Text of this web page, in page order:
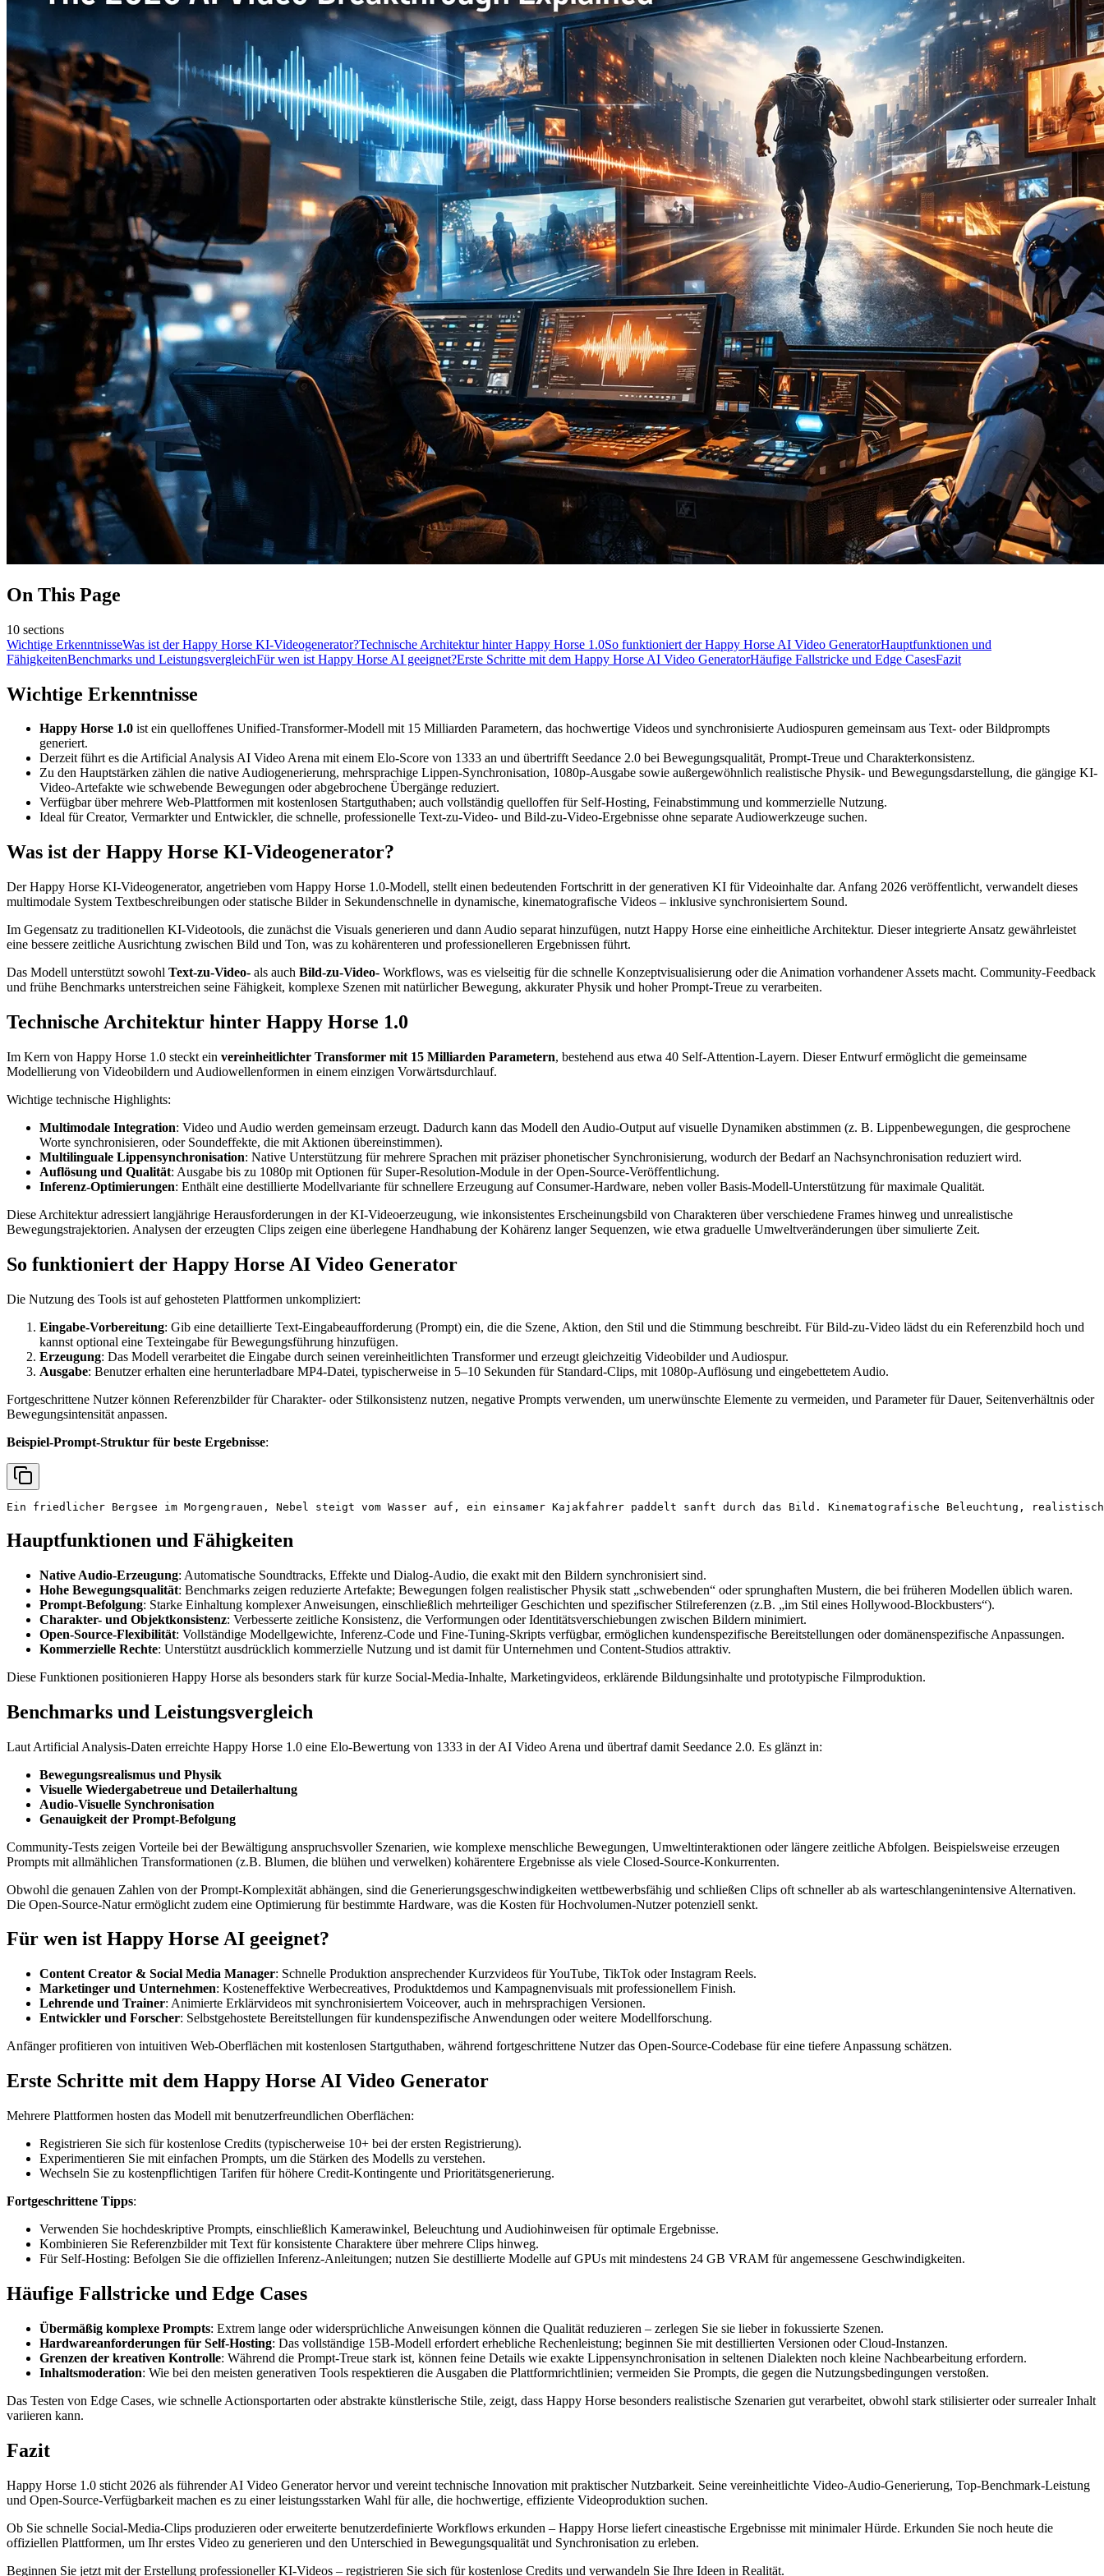
On This Page
10 sections
Wichtige ErkenntnisseWas ist der Happy Horse KI-Videogenerator?Technische Architektur hinter Happy Horse 1.0So funktioniert der Happy Horse AI Video GeneratorHauptfunktionen und
FähigkeitenBenchmarks und LeistungsvergleichFür wen ist Happy Horse AI geeignet?Erste Schritte mit dem Happy Horse AI Video GeneratorHäufige Fallstricke und Edge CasesFazit
Wichtige Erkenntnisse
Happy Horse 1.0 ist ein quelloffenes Unified-Transformer-Modell mit 15 Milliarden Parametern, das hochwertige Videos und synchronisierte Audiospuren gemeinsam aus Text- oder Bildprompts
generiert.
Derzeit führt es die Artificial Analysis AI Video Arena mit einem Elo-Score von 1333 an und übertrifft Seedance 2.0 bei Bewegungsqualität, Prompt-Treue und Charakterkonsistenz.
Zu den Hauptstärken zählen die native Audiogenerierung, mehrsprachige Lippen-Synchronisation, 1080p-Ausgabe sowie außergewöhnlich realistische Physik- und Bewegungsdarstellung, die gängige KI-
Video-Artefakte wie schwebende Bewegungen oder abgebrochene Übergänge reduziert.
Verfügbar über mehrere Web-Plattformen mit kostenlosen Startguthaben; auch vollständig quelloffen für Self-Hosting, Feinabstimmung und kommerzielle Nutzung.
Ideal für Creator, Vermarkter und Entwickler, die schnelle, professionelle Text-zu-Video- und Bild-zu-Video-Ergebnisse ohne separate Audiowerkzeuge suchen.
Was ist der Happy Horse KI-Videogenerator?
Der Happy Horse KI-Videogenerator, angetrieben vom Happy Horse 1.0-Modell, stellt einen bedeutenden Fortschritt in der generativen KI für Videoinhalte dar. Anfang 2026 veröffentlicht, verwandelt dieses
multimodale System Textbeschreibungen oder statische Bilder in Sekundenschnelle in dynamische, kinematografische Videos – inklusive synchronisiertem Sound.
Im Gegensatz zu traditionellen KI-Videotools, die zunächst die Visuals generieren und dann Audio separat hinzufügen, nutzt Happy Horse eine einheitliche Architektur. Dieser integrierte Ansatz gewährleistet
eine bessere zeitliche Ausrichtung zwischen Bild und Ton, was zu kohärenteren und professionelleren Ergebnissen führt.
Das Modell unterstützt sowohl Text-zu-Video- als auch Bild-zu-Video- Workflows, was es vielseitig für die schnelle Konzeptvisualisierung oder die Animation vorhandener Assets macht. Community-Feedback
und frühe Benchmarks unterstreichen seine Fähigkeit, komplexe Szenen mit natürlicher Bewegung, akkurater Physik und hoher Prompt-Treue zu verarbeiten.
Technische Architektur hinter Happy Horse 1.0
Im Kern von Happy Horse 1.0 steckt ein vereinheitlichter Transformer mit 15 Milliarden Parametern, bestehend aus etwa 40 Self-Attention-Layern. Dieser Entwurf ermöglicht die gemeinsame
Modellierung von Videobildern und Audiowellenformen in einem einzigen Vorwärtsdurchlauf.
Wichtige technische Highlights:
Multimodale Integration: Video und Audio werden gemeinsam erzeugt. Dadurch kann das Modell den Audio-Output auf visuelle Dynamiken abstimmen (z. B. Lippenbewegungen, die gesprochene
Worte synchronisieren, oder Soundeffekte, die mit Aktionen übereinstimmen).
Multilinguale Lippensynchronisation: Native Unterstützung für mehrere Sprachen mit präziser phonetischer Synchronisierung, wodurch der Bedarf an Nachsynchronisation reduziert wird.
Auflösung und Qualität: Ausgabe bis zu 1080p mit Optionen für Super-Resolution-Module in der Open-Source-Veröffentlichung.
Inferenz-Optimierungen: Enthält eine destillierte Modellvariante für schnellere Erzeugung auf Consumer-Hardware, neben voller Basis-Modell-Unterstützung für maximale Qualität.
Diese Architektur adressiert langjährige Herausforderungen in der KI-Videoerzeugung, wie inkonsistentes Erscheinungsbild von Charakteren über verschiedene Frames hinweg und unrealistische
Bewegungstrajektorien. Analysen der erzeugten Clips zeigen eine überlegene Handhabung der Kohärenz langer Sequenzen, wie etwa graduelle Umweltveränderungen über simulierte Zeit.
So funktioniert der Happy Horse AI Video Generator
Die Nutzung des Tools ist auf gehosteten Plattformen unkompliziert:
Eingabe-Vorbereitung: Gib eine detaillierte Text-Eingabeaufforderung (Prompt) ein, die die Szene, Aktion, den Stil und die Stimmung beschreibt. Für Bild-zu-Video lädst du ein Referenzbild hoch und
kannst optional eine Texteingabe für Bewegungsführung hinzufügen.
Erzeugung: Das Modell verarbeitet die Eingabe durch seinen vereinheitlichten Transformer und erzeugt gleichzeitig Videobilder und Audiospur.
Ausgabe: Benutzer erhalten eine herunterladbare MP4-Datei, typischerweise in 5–10 Sekunden für Standard-Clips, mit 1080p-Auflösung und eingebettetem Audio.
Fortgeschrittene Nutzer können Referenzbilder für Charakter- oder Stilkonsistenz nutzen, negative Prompts verwenden, um unerwünschte Elemente zu vermeiden, und Parameter für Dauer, Seitenverhältnis oder
Bewegungsintensität anpassen.
Beispiel-Prompt-Struktur für beste Ergebnisse:
Hauptfunktionen und Fähigkeiten
Native Audio-Erzeugung: Automatische Soundtracks, Effekte und Dialog-Audio, die exakt mit den Bildern synchronisiert sind.
Hohe Bewegungsqualität: Benchmarks zeigen reduzierte Artefakte; Bewegungen folgen realistischer Physik statt „schwebenden“ oder sprunghaften Mustern, die bei früheren Modellen üblich waren.
Prompt-Befolgung: Starke Einhaltung komplexer Anweisungen, einschließlich mehrteiliger Geschichten und spezifischer Stilreferenzen (z.B. „im Stil eines Hollywood-Blockbusters“).
Charakter- und Objektkonsistenz: Verbesserte zeitliche Konsistenz, die Verformungen oder Identitätsverschiebungen zwischen Bildern minimiert.
Open-Source-Flexibilität: Vollständige Modellgewichte, Inferenz-Code und Fine-Tuning-Skripts verfügbar, ermöglichen kundenspezifische Bereitstellungen oder domänenspezifische Anpassungen.
Kommerzielle Rechte: Unterstützt ausdrücklich kommerzielle Nutzung und ist damit für Unternehmen und Content-Studios attraktiv.
Diese Funktionen positionieren Happy Horse als besonders stark für kurze Social-Media-Inhalte, Marketingvideos, erklärende Bildungsinhalte und prototypische Filmproduktion.
Benchmarks und Leistungsvergleich
Laut Artificial Analysis-Daten erreichte Happy Horse 1.0 eine Elo-Bewertung von 1333 in der AI Video Arena und übertraf damit Seedance 2.0. Es glänzt in:
Bewegungsrealismus und Physik
Visuelle Wiedergabetreue und Detailerhaltung
Audio-Visuelle Synchronisation
Genauigkeit der Prompt-Befolgung
Community-Tests zeigen Vorteile bei der Bewältigung anspruchsvoller Szenarien, wie komplexe menschliche Bewegungen, Umweltinteraktionen oder längere zeitliche Abfolgen. Beispielsweise erzeugen
Prompts mit allmählichen Transformationen (z.B. Blumen, die blühen und verwelken) kohärentere Ergebnisse als viele Closed-Source-Konkurrenten.
Obwohl die genauen Zahlen von der Prompt-Komplexität abhängen, sind die Generierungsgeschwindigkeiten wettbewerbsfähig und schließen Clips oft schneller ab als warteschlangenintensive Alternativen.
Die Open-Source-Natur ermöglicht zudem eine Optimierung für bestimmte Hardware, was die Kosten für Hochvolumen-Nutzer potenziell senkt.
Für wen ist Happy Horse AI geeignet?
Content Creator & Social Media Manager: Schnelle Produktion ansprechender Kurzvideos für YouTube, TikTok oder Instagram Reels.
Marketinger und Unternehmen: Kosteneffektive Werbecreatives, Produktdemos und Kampagnenvisuals mit professionellem Finish.
Lehrende und Trainer: Animierte Erklärvideos mit synchronisiertem Voiceover, auch in mehrsprachigen Versionen.
Entwickler und Forscher: Selbstgehostete Bereitstellungen für kundenspezifische Anwendungen oder weitere Modellforschung.
Anfänger profitieren von intuitiven Web-Oberflächen mit kostenlosen Startguthaben, während fortgeschrittene Nutzer das Open-Source-Codebase für eine tiefere Anpassung schätzen.
Erste Schritte mit dem Happy Horse AI Video Generator
Mehrere Plattformen hosten das Modell mit benutzerfreundlichen Oberflächen:
Registrieren Sie sich für kostenlose Credits (typischerweise 10+ bei der ersten Registrierung).
Experimentieren Sie mit einfachen Prompts, um die Stärken des Modells zu verstehen.
Wechseln Sie zu kostenpflichtigen Tarifen für höhere Credit-Kontingente und Prioritätsgenerierung.
Fortgeschrittene Tipps:
Verwenden Sie hochdeskriptive Prompts, einschließlich Kamerawinkel, Beleuchtung und Audiohinweisen für optimale Ergebnisse.
Kombinieren Sie Referenzbilder mit Text für konsistente Charaktere über mehrere Clips hinweg.
Für Self-Hosting: Befolgen Sie die offiziellen Inferenz-Anleitungen; nutzen Sie destillierte Modelle auf GPUs mit mindestens 24 GB VRAM für angemessene Geschwindigkeiten.
Häufige Fallstricke und Edge Cases
Übermäßig komplexe Prompts: Extrem lange oder widersprüchliche Anweisungen können die Qualität reduzieren – zerlegen Sie sie lieber in fokussierte Szenen.
Hardwareanforderungen für Self-Hosting: Das vollständige 15B-Modell erfordert erhebliche Rechenleistung; beginnen Sie mit destillierten Versionen oder Cloud-Instanzen.
Grenzen der kreativen Kontrolle: Während die Prompt-Treue stark ist, können feine Details wie exakte Lippensynchronisation in seltenen Dialekten noch kleine Nachbearbeitung erfordern.
Inhaltsmoderation: Wie bei den meisten generativen Tools respektieren die Ausgaben die Plattformrichtlinien; vermeiden Sie Prompts, die gegen die Nutzungsbedingungen verstoßen.
Das Testen von Edge Cases, wie schnelle Actionsportarten oder abstrakte künstlerische Stile, zeigt, dass Happy Horse besonders realistische Szenarien gut verarbeitet, obwohl stark stilisierter oder surrealer Inhalt
variieren kann.
Fazit
Happy Horse 1.0 sticht 2026 als führender AI Video Generator hervor und vereint technische Innovation mit praktischer Nutzbarkeit. Seine vereinheitlichte Video-Audio-Generierung, Top-Benchmark-Leistung
und Open-Source-Verfügbarkeit machen es zu einer leistungsstarken Wahl für alle, die hochwertige, effiziente Videoproduktion suchen.
Ob Sie schnelle Social-Media-Clips produzieren oder erweiterte benutzerdefinierte Workflows erkunden – Happy Horse liefert cineastische Ergebnisse mit minimaler Hürde. Erkunden Sie noch heute die
offiziellen Plattformen, um Ihr erstes Video zu generieren und den Unterschied in Bewegungsqualität und Synchronisation zu erleben.
Beginnen Sie jetzt mit der Erstellung professioneller KI-Videos – registrieren Sie sich für kostenlose Credits und verwandeln Sie Ihre Ideen in Realität.